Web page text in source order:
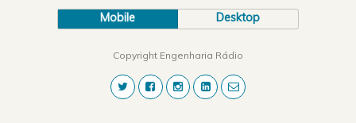
Mobile Desktop
Copyright Engenharia Rádio